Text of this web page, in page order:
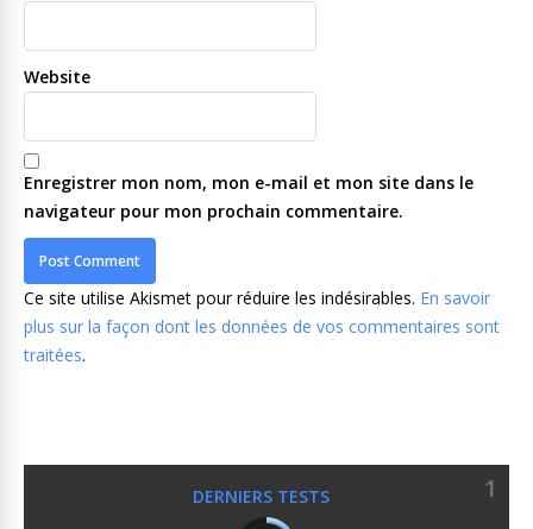
Website
Enregistrer mon nom, mon e-mail et mon site dans le
navigateur pour mon prochain commentaire.
Ce site utilise Akismet pour réduire les indésirables. En savoir
plus sur la façon dont les données de vos commentaires sont
traitées.
DERNIERS TESTS
1